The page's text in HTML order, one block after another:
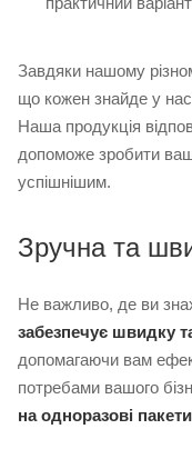
Завдяки нашому
що кожен знайде у нас
Наша продукція
допоможе зробити
успішнішим.
Зручна та
Не важливо, де ви
забезпечує швидку
допомагаючи вам
потребами вашого
на одноразові